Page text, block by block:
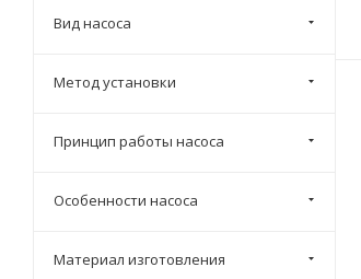
Вид насоса
Метод установки
Принцип работы насоса
Особенности насоса
Материал изготовления